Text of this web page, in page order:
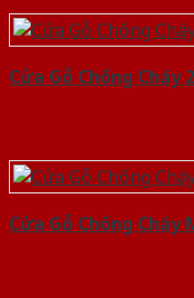
Cửa Gỗ Chống Cháy
Cửa Gỗ Chống Cháy